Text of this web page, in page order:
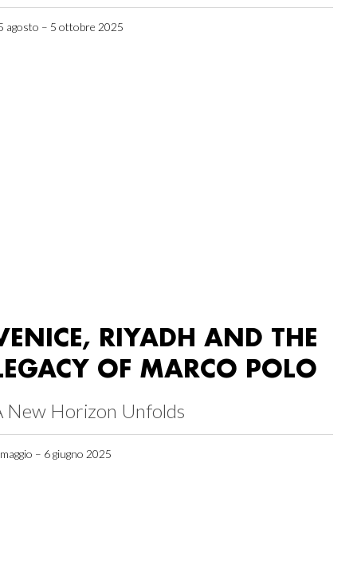
agosto – 5 ottobre 2025
RIYADH AND THE
OF MARCO POLO
New Horizon Unfolds
– 6 giugno 2025